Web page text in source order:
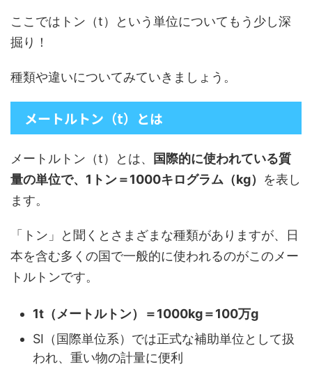
ここではトン（t）という単位についてもう少し深
掘り！
種類や違いについてみていきましょう。
メートルトン（t）とは
メートルトン（t）とは、 国際的に使われている質
量の単位で、1トン＝1000キログラム（kg） を表し
ます。
「トン」と聞くとさまざまな種類がありますが、日
本を含む多くの国で一般的に使われるのがこのメー
トルトンです。
1t（メートルトン）＝1000kg＝100万g
SI（国際単位系）では正式な補助単位として扱
われ、重い物の計量に便利